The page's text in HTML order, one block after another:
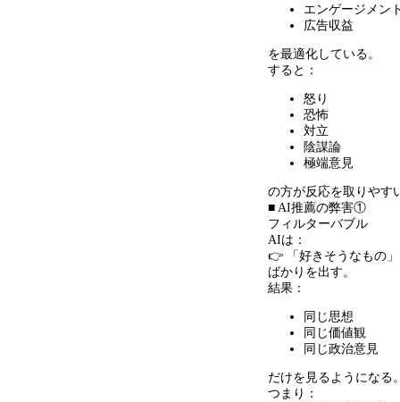
エンゲージメン
広告収益
を最適化している。
すると：
怒り
恐怖
対立
陰謀論
極端意見
の方が反応を取りやす
■ AI推薦の弊害①
フィルターバブル
AIは：
👉 「好きそうなもの」
ばかりを出す。
結果：
同じ思想
同じ価値観
同じ政治意見
だけを見るようになる
つまり：